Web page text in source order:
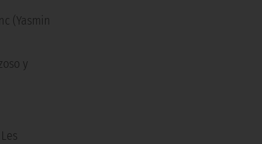
(Yasmin
y